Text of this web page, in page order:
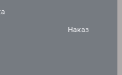
№ 1 Наказ